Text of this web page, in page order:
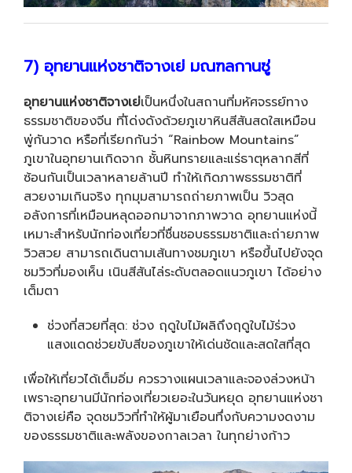
7) อุทยานแห่งชาติจางเย่ มณฑลกานซู่
อุทยานแห่งชาติจางเย่เป็นหนึ่งในสถานที่มหัศจรรย์ทาง
ธรรมชาติของจีน ที่โด่งดังด้วยภูเขาหินสีสันสดใสเหมือน
พู่กันวาด หรือที่เรียกกันว่า “Rainbow Mountains”
ภูเขาในอุทยานเกิดจาก ชั้นหินทรายและแร่ธาตุหลากสีที่
ซ้อนกันเป็นเวลาหลายล้านปี ทำให้เกิดภาพธรรมชาติที่
สวยงามเกินจริง ทุกมุมสามารถถ่ายภาพเป็น วิวสุด
อลังการที่เหมือนหลุดออกมาจากภาพวาด อุทยานแห่งนี้
เหมาะสำหรับนักท่องเที่ยวที่ชื่นชอบธรรมชาติและถ่ายภาพ
วิวสวย สามารถเดินตามเส้นทางชมภูเขา หรือขึ้นไปยังจุด
ชมวิวที่มองเห็น เนินสีสันไล่ระดับตลอดแนวภูเขา ได้อย่าง
เต็มตา
ช่วงที่สวยที่สุด: ช่วง ฤดูใบไม้ผลิถึงฤดูใบไม้ร่วง
แสงแดดช่วยขับสีของภูเขาให้เด่นชัดและสดใสที่สุด
เพื่อให้เที่ยวได้เต็มอิ่ม ควรวางแผนเวลาและจองล่วงหน้า
เพราะอุทยานมีนักท่องเที่ยวเยอะในวันหยุด อุทยานแห่งชา
ติจางเย่คือ จุดชมวิวที่ทำให้ผู้มาเยือนทึ่งกับความงดงาม
ของธรรมชาติและพลังของกาลเวลา ในทุกย่างก้าว